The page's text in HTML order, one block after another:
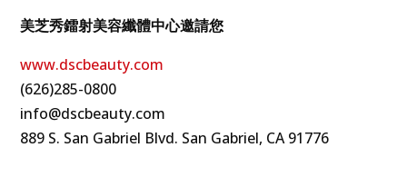
美芝秀鐳射美容纖體中心邀請您
www.dscbeauty.com
(626)285-0800
info@dscbeauty.com
889 S. San Gabriel Blvd. San Gabriel, CA 91776